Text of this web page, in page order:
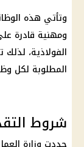
وتأتي هذه
ومهنية قادرة
الفولاذية،
المطلوبة لكل
شروط